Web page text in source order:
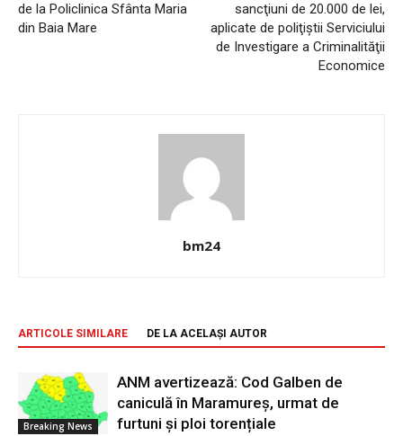
de la Policlinica Sfânta Maria
din Baia Mare
sancţiuni de 20.000 de lei,
aplicate de poliţiştii Serviciului
de Investigare a Criminalităţii
Economice
bm24
ARTICOLE SIMILARE DE LA ACELAȘI AUTOR
Breaking News
ANM avertizează: Cod Galben de
caniculă în Maramureș, urmat de
furtuni și ploi torențiale